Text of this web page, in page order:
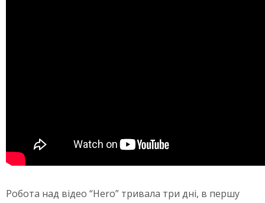
Робота над відео “Hero” тривала три дні, в першу